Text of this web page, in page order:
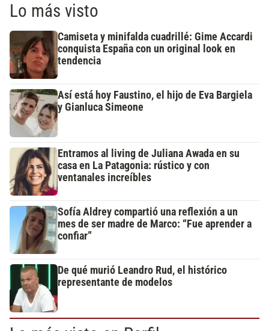
Lo más visto
Camiseta y minifalda cuadrillé: Gime Accardi
conquista España con un original look en
tendencia
Así está hoy Faustino, el hijo de Eva Bargiela
y Gianluca Simeone
Entramos al living de Juliana Awada en su
casa en La Patagonia: rústico y con
ventanales increíbles
Sofía Aldrey compartió una reflexión a un
mes de ser madre de Marco: “Fue aprender a
confiar”
De qué murió Leandro Rud, el histórico
representante de modelos